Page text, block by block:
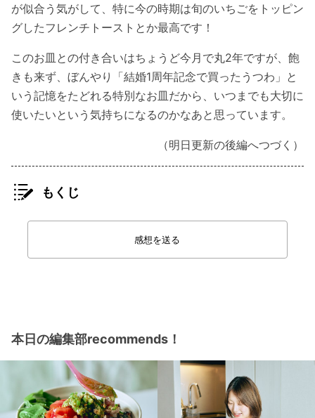
が似合う気がして、特に今の時期は旬のいちごをトッピン
グしたフレンチトーストとか最高です！
このお皿との付き合いはちょうど今月で丸2年ですが、飽
きも来ず、ぼんやり「結婚1周年記念で買ったうつわ」と
いう記憶をたどれる特別なお皿だから、いつまでも大切に
使いたいという気持ちになるのかなあと思っています。
（明日更新の後編へつづく）
もくじ
感想を送る
本日の編集部recommends！